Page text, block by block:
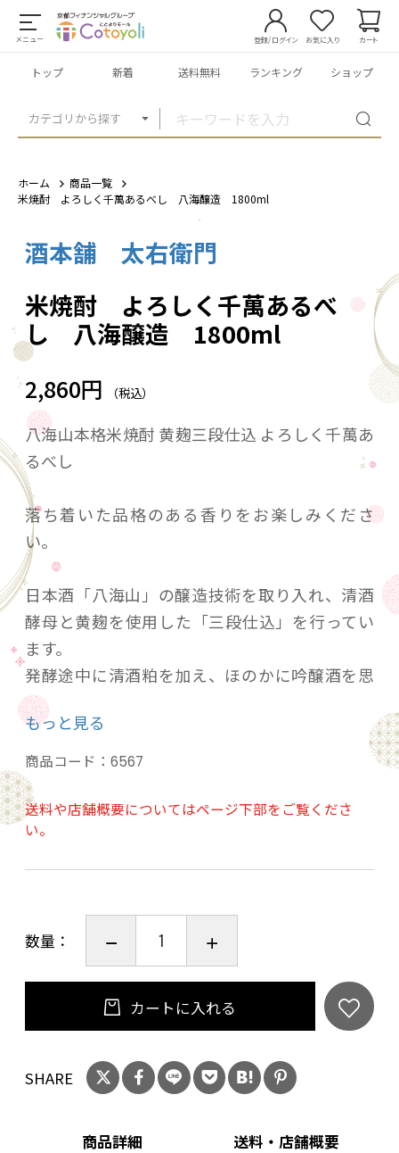
メニュー
カテゴリから探す
登録/ログイン お気に入り カート
トップ 新着 送料無料 ランキング ショップ
ホーム
商品一覧
米焼酎 よろしく千萬あるべし 八海醸造 1800ml
酒本舗 太右衛門
米焼酎 よろしく千萬あるべ
し 八海醸造 1800ml
2,860円 （税込）
八海山本格米焼酎 黄麹三段仕込 よろしく千萬あ
るべし
落ち着いた品格のある香りをお楽しみくださ
い。
日本酒「八海山」の醸造技術を取り入れ、清酒
酵母と黄麹を使用した「三段仕込」を行ってい
ます。
発酵途中に清酒粕を加え、ほのかに吟醸酒を思
わせる香りのあるモロミから滅圧蒸留した、貯
蔵年数2年以上の焼酎です。
■アルコール度：25.0%
■原材料：米（国産）、米こうじ（国産米）、
20歳未満の飲酒は法律で禁止されています。当
店は20歳未満の方への酒類の販売はいたしてお
ご購入時、「ご注文手続き」画面の「お問い合
い。
は、お問い合わせ欄への入力は不要です。
もっと見る
商品コード： 6567
送料や店舗概要についてはページ下部をご覧くださ
い。
数量：
カートに入れる
SHARE
商品詳細 送料・店舗概要